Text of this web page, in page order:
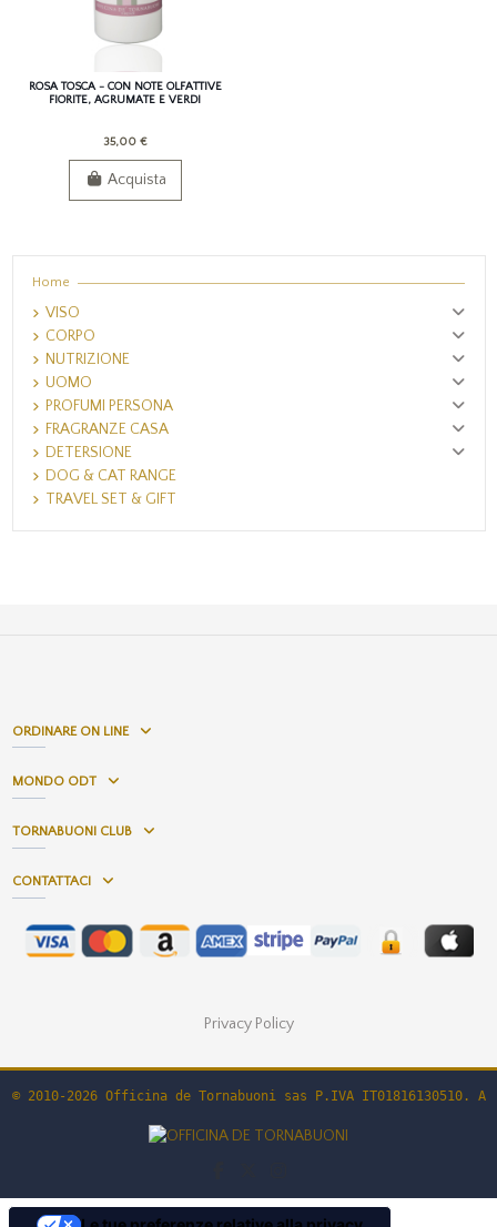
ROSA TOSCA - CON NOTE OLFATTIVE
FIORITE, AGRUMATE E VERDI
35,00 €
Acquista
Home
VISO
CORPO
NUTRIZIONE
UOMO
PROFUMI PERSONA
FRAGRANZE CASA
DETERSIONE
DOG & CAT RANGE
TRAVEL SET & GIFT
ORDINARE ON LINE
MONDO ODT
TORNABUONI CLUB
CONTATTACI
Privacy Policy
© 2010-2026 Officina de Tornabuoni sas P.IVA IT01816130510.